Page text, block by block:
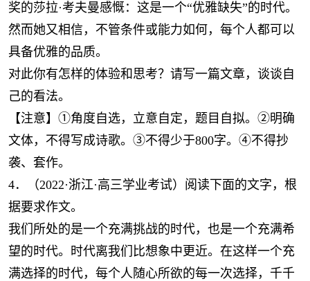
奖的莎拉·考夫曼感慨：这是一个“优雅缺失”的时代。
然而她又相信，不管条件或能力如何，每个人都可以
具备优雅的品质。
对此你有怎样的体验和思考？请写一篇文章，谈谈自
己的看法。
【注意】①角度自选，立意自定，题目自拟。②明确
文体，不得写成诗歌。③不得少于800字。④不得抄
袭、套作。
4．（2022·浙江·高三学业考试）阅读下面的文字，根
据要求作文。
我们所处的是一个充满挑战的时代，也是一个充满希
望的时代。时代离我们比想象中更近。在这样一个充
满选择的时代，每个人随心所欲的每一次选择，千千